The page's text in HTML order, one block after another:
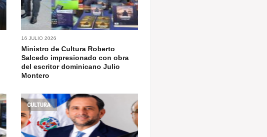
16 JULIO 2026
Ministro de Cultura Roberto
Salcedo impresionado con obra
del escritor dominicano Julio
Montero
CULTURA